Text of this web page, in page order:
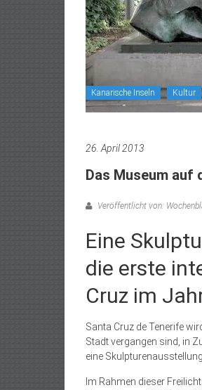
Kanarische Inseln Kultur
26. April 2013
Das Museum auf
Veröffentlicht von:
Eine
die erste
Cruz im
Santa Cruz de Tenerife
Stadt vergangen sind, in
eine
Im Rahmen dieser